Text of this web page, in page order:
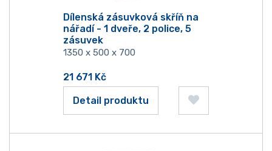
Dílenská zásuvková skříň na
nářadí - 1 dveře, 2 police, 5
zásuvek
1350 x 500 x 700
21 671 Kč
Detail produktu